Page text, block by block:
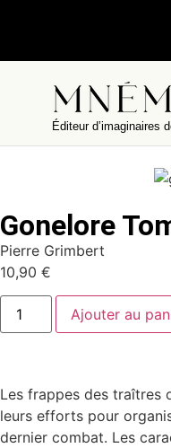
Éditeur d’imaginaires
Gonelore
Pierre Grimbert
10,90 €
Ajouter au
Les frappes des traîtres
leurs efforts pour
dernier combat. Les